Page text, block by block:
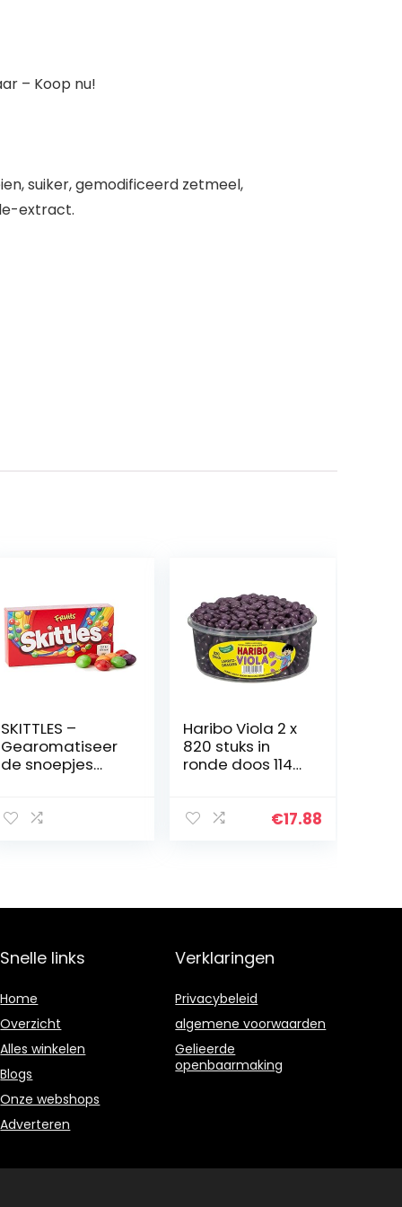
– Koop nu!
suiker, gemodificeerd zetmeel,
extract.
SKITTLES –
Gearomatiseer
de snoepjes
Haribo Viola 2 x
820 stuks in
ronde doos 1148
€17.88
Snelle links
Home
Overzicht
Alles winkelen
Blogs
Onze webshops
Adverteren
Verklaringen
Privacybeleid
algemene voorwaarden
Gelieerde
openbaarmaking